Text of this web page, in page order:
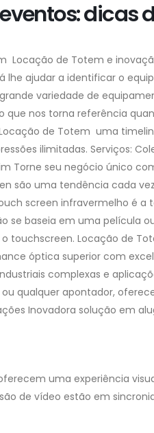
dicas
Locação de Totem e
lhe ajudar a identificar o
variedade de
nos torna referência
de Totem uma
ilimitadas. Serviços:
Torne seu negócio único
são uma tendência cada
screen infravermelho é
se baseia em uma película
touchscreen. Locação de
óptica superior com
complexas e
qualquer apontador,
Inovadora solução em
uma experiência
de vídeo estão em